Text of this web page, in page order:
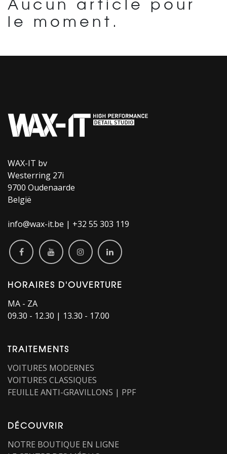
le moment.
WAX-IT bv
Westerring 27i
9700 Oudenaarde
België
info@wax-it.be | +32 55 303 119
HORAIRES D'OUVERTURE​
MA - ZA
09.30 - 12.30 | 13.30 - 17.00
TRAITEMENTS
VOITURES MODERNES
VOITURES CLASSIQUES
FEUILLE ANTI-GRAVILLONS | PPF
DÉCOUVRIR
NOTRE BOUTIQUE EN LIGNE